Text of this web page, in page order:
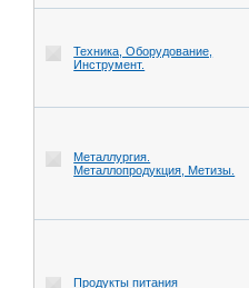
Техника, Оборудование,
Инструмент.
Металлургия.
Металлопродукция, Метизы.
Продукты питания